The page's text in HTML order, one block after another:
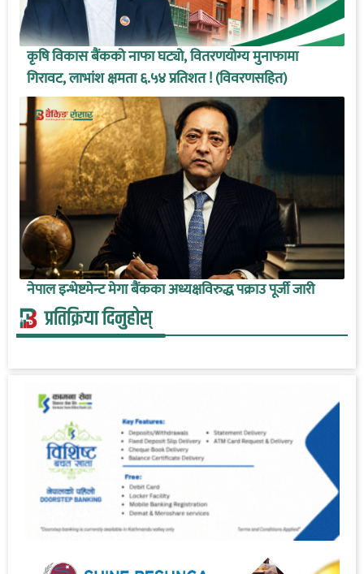
कृषि विकास बैंकको नाफा घट्यो, वितरणयोग्य मुनाफामा
गिरावट, लाभांश क्षमता ६.५४ प्रतिशत ! (विवरणसहित)
नेपाल इन्भेष्टमेन्ट मेगा बैंकका अध्यक्षविरुद्ध पक्राउ पूर्जी जारी
प्रतिक्रिया दिनुहोस्